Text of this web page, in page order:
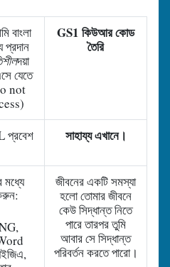
বাংলা
প্রদান
দয়া
যেতে
not
GS1 কিউআর কোড
তৈরি
প্রবেশ
সাহায্য এখানে।
মধ্যে
জীবনের একটি সমস্যা
হলো তোমার জীবনে
কেউ সিদ্ধান্ত নিতে
পারে তারপর তুমি
আবার সে সিদ্ধান্ত
পরিবর্তন করতে পারো।